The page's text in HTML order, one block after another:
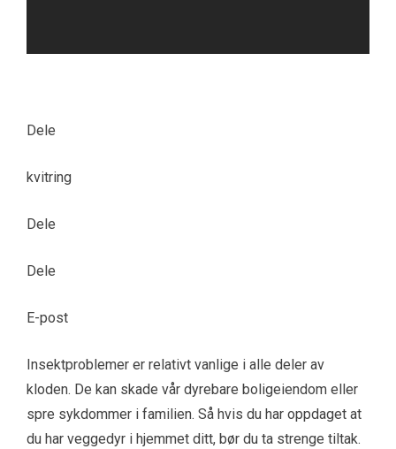
Dele
kvitring
Dele
Dele
E-post
Insektproblemer er relativt vanlige i alle deler av
kloden. De kan skade vår dyrebare boligeiendom eller
spre sykdommer i familien. Så hvis du har oppdaget at
du har veggedyr i hjemmet ditt, bør du ta strenge tiltak.